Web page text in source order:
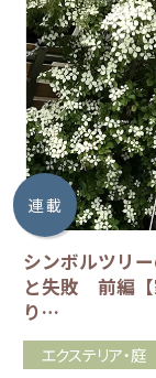
連 載
シンボルツリ
と失敗 前編【
り…
エクステリア・庭